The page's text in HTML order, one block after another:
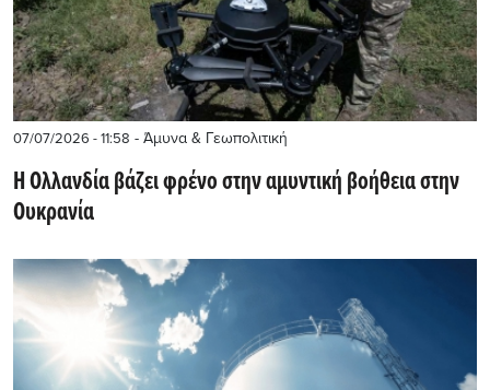
07/07/2026 - 11:58 - Άμυνα & Γεωπολιτική
Η Ολλανδία βάζει φρένο στην αμυντική βοήθεια στην
Ουκρανία